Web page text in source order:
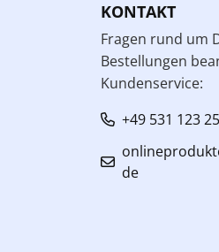
KONTAKT
Fragen rund um
Bestellungen
Kundenservice:
+49 531 123
de